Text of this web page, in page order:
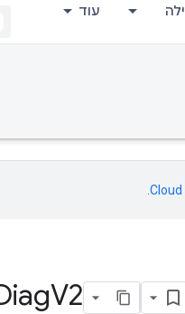
עוד
Cloud
V2